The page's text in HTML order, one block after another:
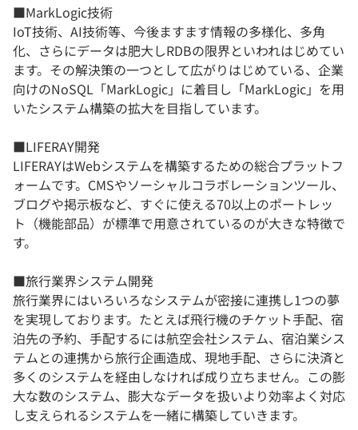
■MarkLogic技術
IoT技術、AI技術等、今後ますます情報の多様化、多角
化、さらにデータは肥大しRDBの限界といわれはじめてい
ます。その解決策の一つとして広がりはじめている、企業
向けのNoSQL「MarkLogic」に着目し「MarkLogic」を用
いたシステム構築の拡大を目指しています。
■LIFERAY開発
LIFERAYはWebシステムを構築するための総合プラットフ
ォームです。CMSやソーシャルコラボレーションツール、
ブログや掲示板など、すぐに使える70以上のポートレッ
ト（機能部品）が標準で用意されているのが大きな特徴で
す。
■旅行業界システム開発
旅行業界にはいろいろなシステムが密接に連携し1つの夢
を実現しております。たとえば飛行機のチケット手配、宿
泊先の予約、手配するには航空会社システム、宿泊業シス
テムとの連携から旅行企画造成、現地手配、さらに決済と
多くのシステムを経由しなければ成り立ちません。この膨
大な数のシステム、膨大なデータを扱いより効率よく対応
し支えられるシステムを一緒に構築していきます。